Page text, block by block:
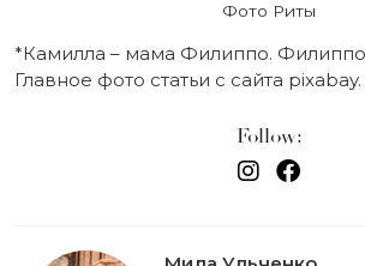
Фото Риты
*Камилла – мама Филиппо.
Главное фото статьи с сайта
Follow: